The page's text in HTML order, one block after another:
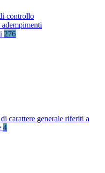
controllo
276
carattere generale riferiti a
4